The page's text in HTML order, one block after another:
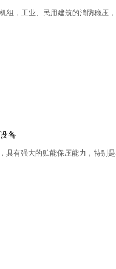
组，工业、民用建筑的消防稳压
备
具有强大的贮能保压能力，特别